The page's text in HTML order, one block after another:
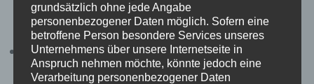
grundsätzlich ohne jede Angabe
personenbezogener Daten möglich. Sofern eine
betroffene Person besondere Services unseres
Unternehmens über unsere Internetseite in
Anspruch nehmen möchte, könnte jedoch eine
Verarbeitung personenbezogener Daten